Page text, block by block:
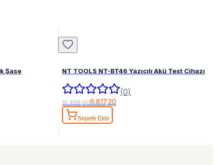
Şase NT TOOLS NT-BT46 Yazıcılı Akü Test Cihazı
(0)
10.488,006.817,20
Sepete Ekle